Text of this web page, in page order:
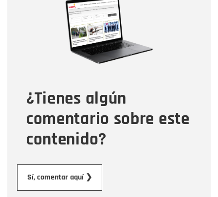
¿Tienes algún
comentario sobre este
contenido?
Sí, comentar aquí ❯
Correo electrónico
Tipo de comentario
Mensaje